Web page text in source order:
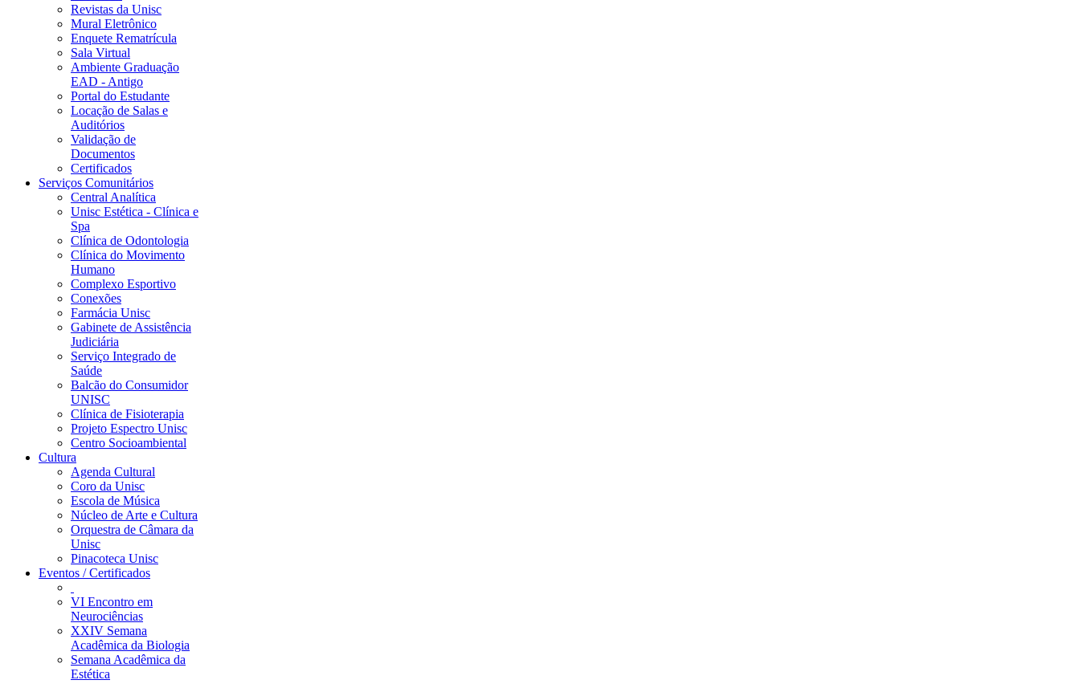
Revistas da Unisc
Mural Eletrônico
Enquete Rematrícula
Sala Virtual
Ambiente Graduação
EAD - Antigo
Portal do Estudante
Locação de Salas e
Auditórios
Validação de
Documentos
Certificados
Serviços Comunitários
Central Analítica
Unisc Estética - Clínica e
Spa
Clínica de Odontologia
Clínica do Movimento
Humano
Complexo Esportivo
Conexões
Farmácia Unisc
Gabinete de Assistência
Judiciária
Serviço Integrado de
Saúde
Balcão do Consumidor
UNISC
Clínica de Fisioterapia
Projeto Espectro Unisc
Centro Socioambiental
Cultura
Agenda Cultural
Coro da Unisc
Escola de Música
Núcleo de Arte e Cultura
Orquestra de Câmara da
Unisc
Pinacoteca Unisc
Eventos / Certificados
VI Encontro em
Neurociências
XXIV Semana
Acadêmica da Biologia
Semana Acadêmica da
Estética